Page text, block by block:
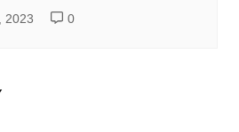
2023 0